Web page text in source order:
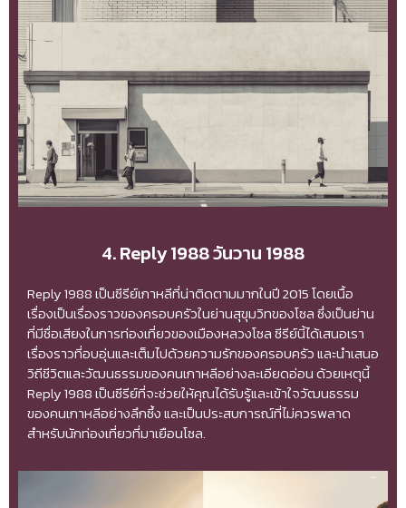
4. Reply 1988 วันวาน 1988
Reply 1988 เป็นซีรีย์เกาหลีที่น่าติดตามมากในปี 2015 โดยเนื้อ
เรื่องเป็นเรื่องราวของครอบครัวในย่านสุขุมวิทของโซล ซึ่งเป็นย่าน
ที่มีชื่อเสียงในการท่องเที่ยวของเมืองหลวงโซล ซีรีย์นี้ได้เสนอเรา
เรื่องราวที่อบอุ่นและเต็มไปด้วยความรักของครอบครัว และนำเสนอ
วิถีชีวิตและวัฒนธรรมของคนเกาหลีอย่างละเอียดอ่อน ด้วยเหตุนี้
Reply 1988 เป็นซีรีย์ที่จะช่วยให้คุณได้รับรู้และเข้าใจวัฒนธรรม
ของคนเกาหลีอย่างลึกซึ้ง และเป็นประสบการณ์ที่ไม่ควรพลาด
สำหรับนักท่องเที่ยวที่มาเยือนโซล.